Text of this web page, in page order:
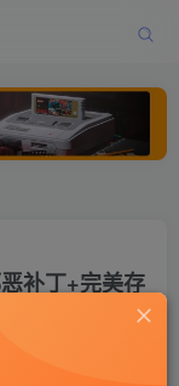
补丁+完美存